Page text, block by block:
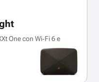
One con Wi‑Fi 6 e